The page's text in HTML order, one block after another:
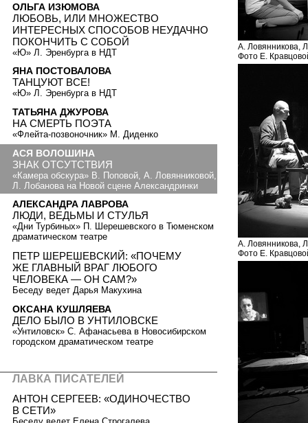
А. Ловянникова,
Фото Е.
А. Ловянникова,
Фото Е.
ОЛЬГА ИЗЮМОВА
ЛЮБОВЬ, ИЛИ МНОЖЕСТВО
ИНТЕРЕСНЫХ СПОСОБОВ НЕУДАЧНО
ПОКОНЧИТЬ С СОБОЙ
«Ю» Л. Эренбурга в НДТ
ЯНА ПОСТОВАЛОВА
ТАНЦУЮТ ВСЕ!
«Ю» Л. Эренбурга в НДТ
ТАТЬЯНА ДЖУРОВА
НА СМЕРТЬ ПОЭТА
«Флейта-позвоночник» М. Диденко
АСЯ ВОЛОШИНА
ЗНАК ОТСУТСТВИЯ
«Камера обскура» В. Поповой, А. Ловянниковой,
Л. Лобанова на Новой сцене Александринки
АЛЕКСАНДРА ЛАВРОВА
ЛЮДИ, ВЕДЬМЫ И СТУЛЬЯ
«Дни Турбиных» П. Шерешевского в Тюменском
драматическом театре
ПЕТР ШЕРЕШЕВСКИЙ: «ПОЧЕМУ
ЖЕ ГЛАВНЫЙ ВРАГ ЛЮБОГО
ЧЕЛОВЕКА — ОН САМ?»
Беседу ведет Дарья Макухина
ОКСАНА КУШЛЯЕВА
ДЕЛО БЫЛО В УНТИЛОВСКЕ
«Унтиловск» С. Афанасьева в Новосибирском
городском драматическом театре
ЛАВКА ПИСАТЕЛЕЙ
АНТОН СЕРГЕЕВ: «ОДИНОЧЕСТВО
В СЕТИ»